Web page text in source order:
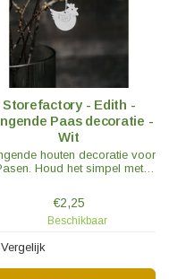
Storefactory - Edith -
Paas decoratie -
Wit
houten decoratie voor
Houd het simpel met
andere paas versieringen uit
onze selectie.
€2,25
Beschikbaar
Vergelijk